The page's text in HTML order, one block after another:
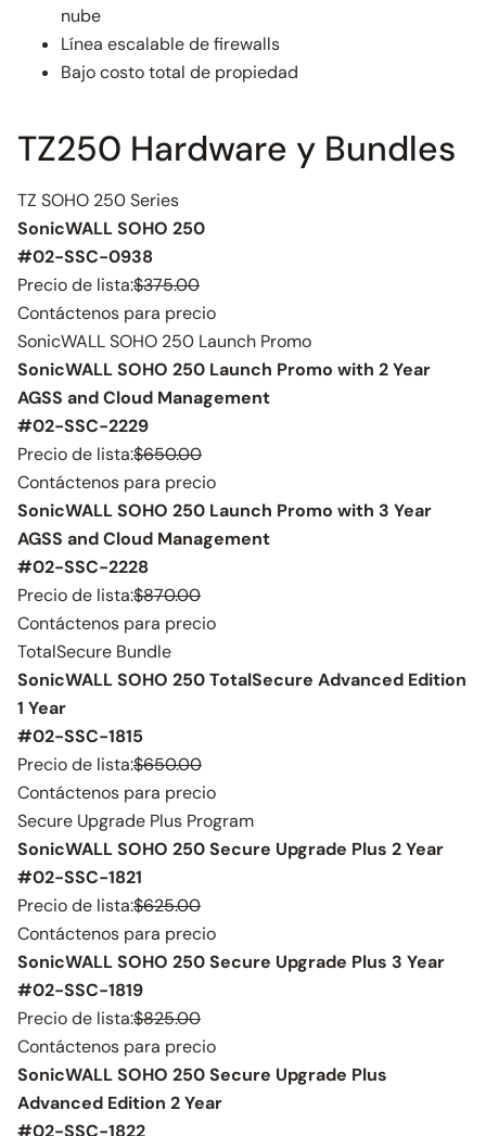
nube
Línea escalable de firewalls
Bajo costo total de propiedad
TZ250 Hardware y Bundles
TZ SOHO 250 Series
SonicWALL SOHO 250
#02-SSC-0938
Precio de lista:$375.00
Contáctenos para precio
SonicWALL SOHO 250 Launch Promo
SonicWALL SOHO 250 Launch Promo with 2 Year
AGSS and Cloud Management
#02-SSC-2229
Precio de lista:$650.00
Contáctenos para precio
SonicWALL SOHO 250 Launch Promo with 3 Year
AGSS and Cloud Management
#02-SSC-2228
Precio de lista:$870.00
Contáctenos para precio
TotalSecure Bundle
SonicWALL SOHO 250 TotalSecure Advanced Edition
1 Year
#02-SSC-1815
Precio de lista:$650.00
Contáctenos para precio
Secure Upgrade Plus Program
SonicWALL SOHO 250 Secure Upgrade Plus 2 Year
#02-SSC-1821
Precio de lista:$625.00
Contáctenos para precio
SonicWALL SOHO 250 Secure Upgrade Plus 3 Year
#02-SSC-1819
Precio de lista:$825.00
Contáctenos para precio
SonicWALL SOHO 250 Secure Upgrade Plus
Advanced Edition 2 Year
#02-SSC-1822